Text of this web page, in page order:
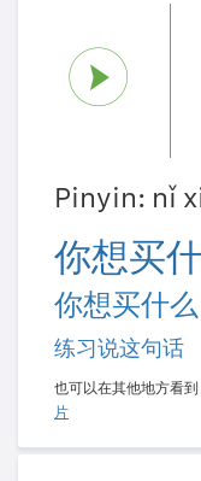
Pinyin: nǐ
你想买
你想买什么
练习说这句话
也可以在其他地方看到
片